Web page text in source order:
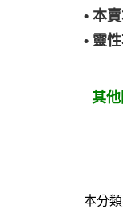
• 本
• 靈
其
本分